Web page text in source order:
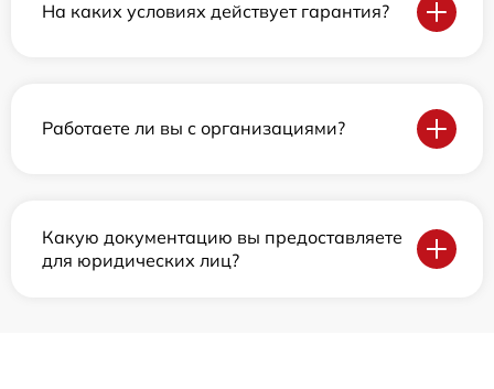
На каких условиях действует гарантия?
Работаете ли вы с организациями?
Какую документацию вы предоставляете
для юридических лиц?